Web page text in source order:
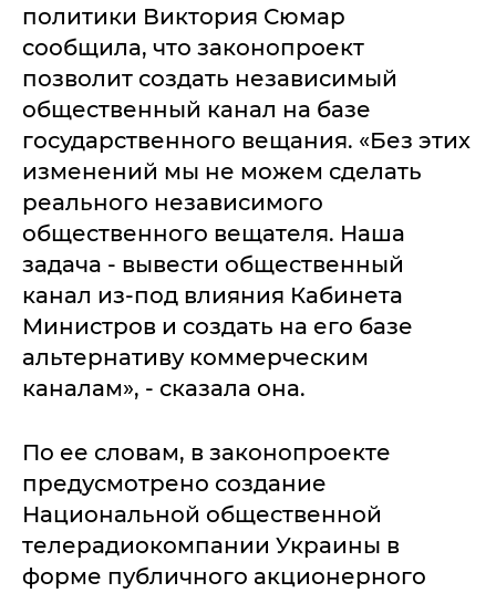
политики Виктория Сюмар
сообщила, что законопроект
позволит создать независимый
общественный канал на базе
государственного вещания. «Без этих
изменений мы не можем сделать
реального независимого
общественного вещателя. Наша
задача - вывести общественный
канал из-под влияния Кабинета
Министров и создать на его базе
альтернативу коммерческим
каналам», - сказала она.
По ее словам, в законопроекте
предусмотрено создание
Национальной общественной
телерадиокомпании Украины в
форме публичного акционерного